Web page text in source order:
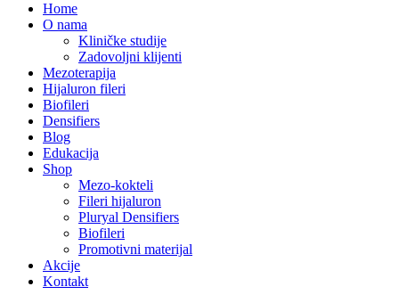
Home
O nama
Kliničke studije
Zadovoljni klijenti
Mezoterapija
Hijaluron fileri
Biofileri
Densifiers
Blog
Edukacija
Shop
Mezo-kokteli
Fileri hijaluron
Pluryal Densifiers
Biofileri
Promotivni materijal
Akcije
Kontakt